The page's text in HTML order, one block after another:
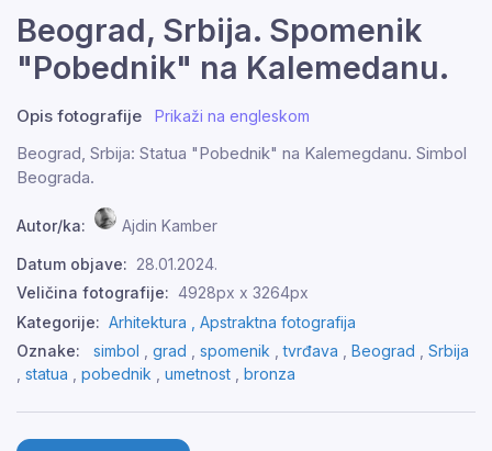
Beograd, Srbija. Spomenik
"Pobednik" na Kalemedanu.
Opis fotografije Prikaži na engleskom
Beograd, Srbija: Statua "Pobednik" na Kalemegdanu. Simbol
Beograda.
Autor/ka: Ajdin Kamber
Datum objave: 28.01.2024.
Veličina fotografije: 4928px x 3264px
Kategorije: Arhitektura , Apstraktna fotografija
Oznake:
simbol grad spomenik ,tvrđava Beograd
Srbija
statua pobednik umetnost bronza